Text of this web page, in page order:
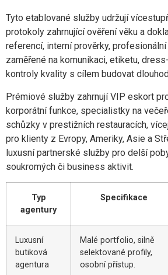
Tyto etablované služby udržují
protokoly zahrnující ověření věku a
referencí, interní prověrky,
zaměřené na komunikaci, etiketu,
kontroly kvality s cílem budovat
Prémiové služby zahrnují VIP eskort
korporátní funkce, specialistky na
schůzky v prestižních restauracích,
pro klienty z Evropy, Ameriky, Asie a
luxusní partnerské služby pro delší
soukromých či business aktivit.
Typ
agentury
Specifikace
Luxusní
butiková
agentura
Malé portfolio, silně
selektované profily,
osobní přístup.